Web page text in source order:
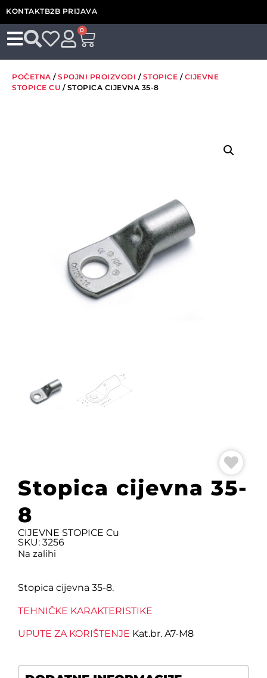
KONTAKTB2B PRIJAVA
0
POČETNA / SPOJNI PROIZVODI / STOPICE / CIJEVNE
STOPICE CU / STOPICA CIJEVNA 35-8
Stopica cijevna 35-
8
CIJEVNE STOPICE Cu
SKU: 3256
Na zalihi
Stopica cijevna 35-8.
TEHNIČKE KARAKTERISTIKE
UPUTE ZA KORIŠTENJE Kat.br. A7-M8